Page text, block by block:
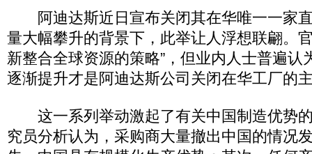
阿迪达斯近日宣布关闭其在华唯一一家
量大幅攀升的背景下，此举让人浮想联翩。
新整合全球资源的策略”，但业内人士普遍认
逐渐提升才是阿迪达斯公司关闭在华工厂的
这一系列举动激起了有关中国制造优势
究员分析认为，采购商大量撤出中国的情况